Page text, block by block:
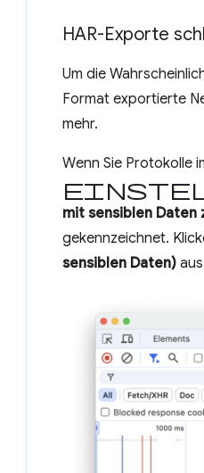
HAR-Exporte
Um die
Format exportierte
mehr.
Wenn Sie Protokolle
mit sensiblen Daten
gekennzeichnet.
sensiblen Daten)